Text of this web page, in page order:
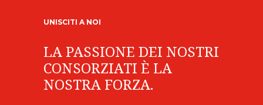
UNISCITI A NOI
LA PASSIONE DEI NOSTRI
CONSORZIATI È LA
NOSTRA FORZA.